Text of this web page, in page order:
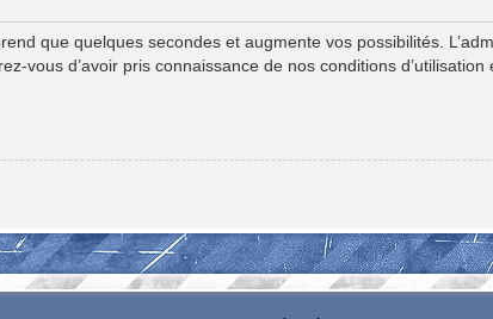
que quelques secondes et augmente vos possibilités.
vous d’avoir pris connaissance de nos conditions